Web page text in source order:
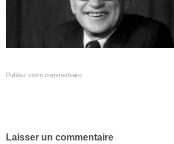
Publiez votre commentaire
Laisser un commentaire